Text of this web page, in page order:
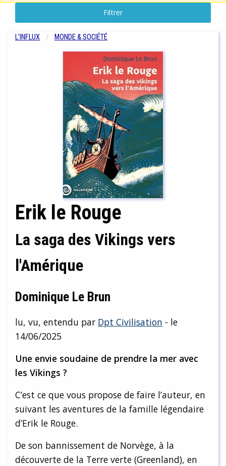
Filtrer
L'INFLUX MONDE & SOCIÉTÉ
Erik le Rouge
La saga des Vikings vers
l'Amérique
Dominique Le Brun
lu, vu, entendu par Dpt Civilisation - le
14/06/2025
Une envie soudaine de prendre la mer avec
les Vikings ?
C’est ce que vous propose de faire l’auteur, en
suivant les aventures de la famille légendaire
d’Erik le Rouge.
De son bannissement de Norvège, à la
découverte de la Terre verte (Greenland), en